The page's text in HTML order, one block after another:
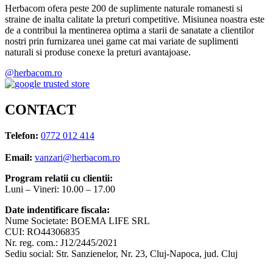
Herbacom ofera peste 200 de suplimente naturale romanesti si
straine de inalta calitate la preturi competitive. Misiunea noastra este
de a contribui la mentinerea optima a starii de sanatate a clientilor
nostri prin furnizarea unei game cat mai variate de suplimenti
naturali si produse conexe la preturi avantajoase.
@herbacom.ro
CONTACT
Telefon: 0772 012 414
Email: vanzari@herbacom.ro
Program relatii cu clientii:
Luni – Vineri: 10.00 – 17.00
Date indentificare fiscala:
Nume Societate: BOEMA LIFE SRL
CUI: RO44306835
Nr. reg. com.: J12/2445/2021
Sediu social: Str. Sanzienelor, Nr. 23, Cluj-Napoca, jud. Cluj